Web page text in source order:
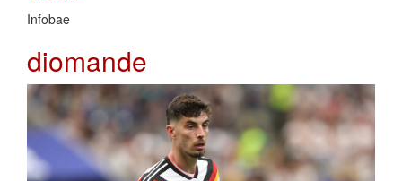
Infobae
diomande